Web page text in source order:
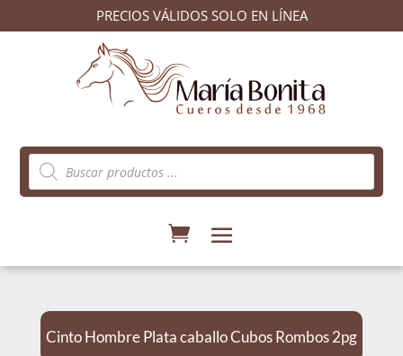
PRECIOS VÁLIDOS SOLO EN LÍNEA
Búsqueda
de
productos
Cinto Hombre Plata caballo Cubos Rombos 2pg